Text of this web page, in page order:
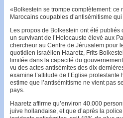
«Bolkestein se trompe complètement: ce
Marocains coupables d’antisémitisme
Les propos de Bolkestein ont été
un survivant de l’Holocauste élevé aux
chercheur au Centre de Jérusalem pour
quotidien israélien Haaretz, Frits
limitée dans la capacité du
vu des actes antisémites des dix
examine l’attitude de l’Eglise
estime que l’antisémitisme ne vient pas
pays.
Haaretz affirme qu’environ 40.000
juive hollandaise, et que d’après la